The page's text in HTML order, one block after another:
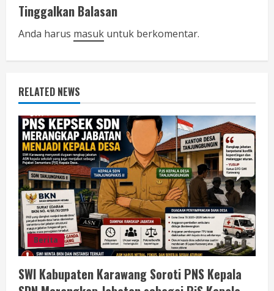
n
u
e
R
e
a
d
i
n
g
Tinggalkan Balasan
Anda harus masuk untuk berkomentar.
RELATED NEWS
Berita
SWI Kabupaten Karawang Soroti PNS Kepala